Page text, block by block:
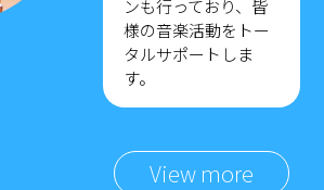
ンも行っており、皆
様の音楽活動をトー
タルサポートしま
す。
View more